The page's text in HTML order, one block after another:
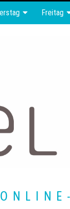
Freitag